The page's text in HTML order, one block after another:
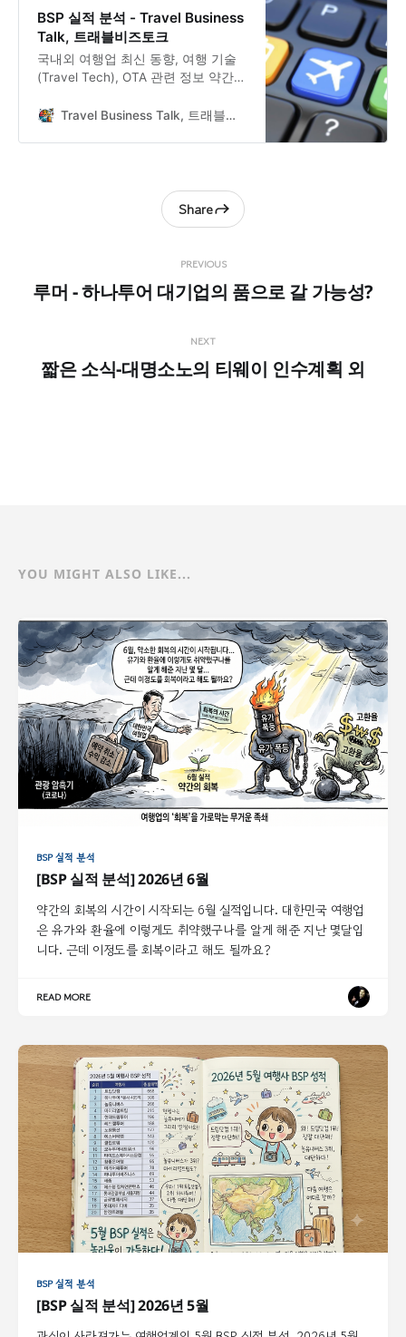
BSP 실적 분석 - Travel Business
Talk, 트래블비즈토크
국내외 여행업 최신 동향, 여행 기술
(Travel Tech), OTA 관련 정보 약간의
를 다룹니다.
Travel Business Talk, 트래블비즈토크
PREVIOUS
루머 - 하나투어 대기업의 품으로 갈 가능성?
Share
NEXT
짧은 소식-대명소노의 티웨이 인수계획 외
YOU MIGHT ALSO LIKE...
BSP 실적 분석
[BSP 실적 분석] 2026년 6월
약간의 회복의 시간이 시작되는 6월 실적입니다. 대한민국 여행업
은 유가와 환율에 이렇게도 취약했구나를 알게 해준 지난 몇달입
니다. 근데 이정도를 회복이라고 해도 될까요?
READ MORE
BSP 실적 분석
[BSP 실적 분석] 2026년 5월